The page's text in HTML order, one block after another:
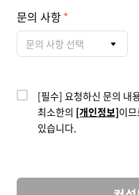
문의 사항
문의 사항 선택
[필수] 요청하신 문의 내
최소한의 [개인정보]이
있습니다.